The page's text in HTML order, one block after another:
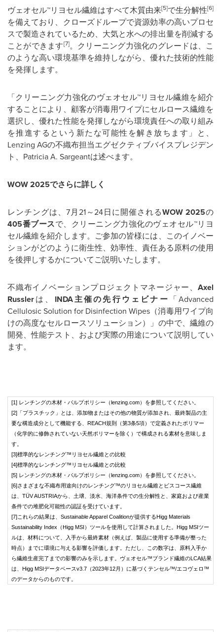
ヴェオセル™リヨセル繊維はすべて木質由来[5]で生分解性[6]
を備えており、クローズドループで資源効率の高いプロセ
スで製造されているため、大気と水への排出量を削減する
ことができます[7]。クリーニング力強化のグレードは、こ
のような高い環境基準を維持しながら、優れた技術的性能
を発揮します。
「クリーニング力強化のヴェオセル™リヨセル繊維を紹介
することにより、顧客が消毒用ワイプにセルロース繊維を
選択し、優れた性能を発揮しながら環境責任への取り組み
を推進するという新たな可能性を解き放ちます」と、
Lenzing AGの不織布担当エグゼクティブバイスプレジデン
ト、Patricia A. Sargeantは述べます。
WOW 2025でさらに詳しく
レンチングは、7月21～24日に開催されるWOW 2025の
405番ブースで、クリーニング力強化のヴェオセル™リヨ
セル繊維を紹介します。ご参加の皆様には、このイノベー
ションがどのように衛生性、効率性、責任ある原料の使用
を後押しするかについてご説明いたします。
不織布イノベーションプロジェクトマネージャー、 Axel
Russlerは、 INDA主催の先行ウェビナー 「Advanced
Cellulosic Solution for Disinfection Wipes（消毒用ワイプ向
けの高度なセルロースソリューション）」の中で、繊維の
開発、性能テスト、および実際の用途について説明してい
ます。
[1] レンチングの木材・パルプポリシー（lenzing.com）を参照してください。
[2]「プラスチック」とは、添加物またはその他の物質が添加され、最終製品の主
要な構造成分として機能する、REACH規則（第3条5項）で定義されたポリマー
（化学的に修飾されていない天然ポリマーを除く）で構成される素材を意味しま
す。
[3]標準的なレンチング™リヨセル繊維との比較
[4]標準的なレンチング™リヨセル繊維との比較
[5] レンチングの木材・パルプポリシー（lenzing.com）を参照してください。
[6]さまざまな不織布用途向けのレンチング™のリヨセル繊維とビスコース繊維
は、TÜV AUSTRIAから、土壌、淡水、海洋条件での生分解性と、家庭および産業
条件での堆肥化可能性の認証を受けています。
[7]これらの結果は、Sustainable Apparel Coalitionが提供するHigg Materials
Sustainability Index（Higg MSI）ツールを使用して計算されました。Higg MSIツー
ルは、材料について、入手から最終素材（例えば、製品に使用する準備が整った
時点）までに環境に与える影響を評価します。ただし、この数字は、原料入手か
ら繊維生産完了までの影響のみを示します。ヴェオセル™ブランド繊維のLCA結果
は、Higg MSIデータベースv3.7（2023年12月）に基づくテンセル™/エコヴェロ™
のデータからのものです。